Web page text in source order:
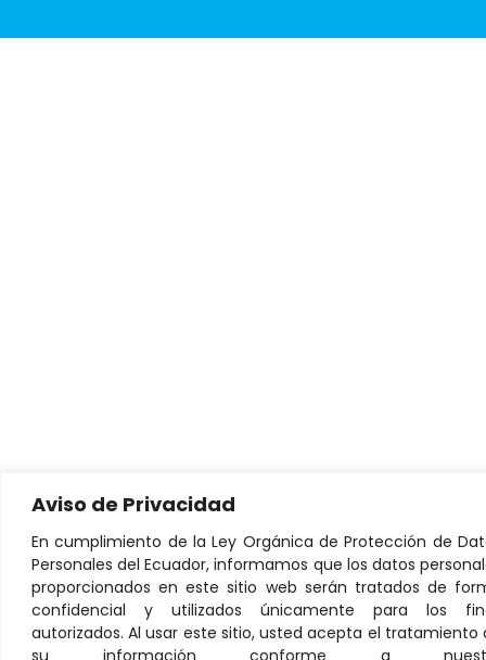
Aviso de Privacidad
En cumplimiento de la Ley Orgánica de Protección de
Personales del Ecuador, informamos que los datos
proporcionados en este sitio web serán tratados de
confidencial y utilizados únicamente para los
autorizados. Al usar este sitio, usted acepta el tratamiento
su información conforme a